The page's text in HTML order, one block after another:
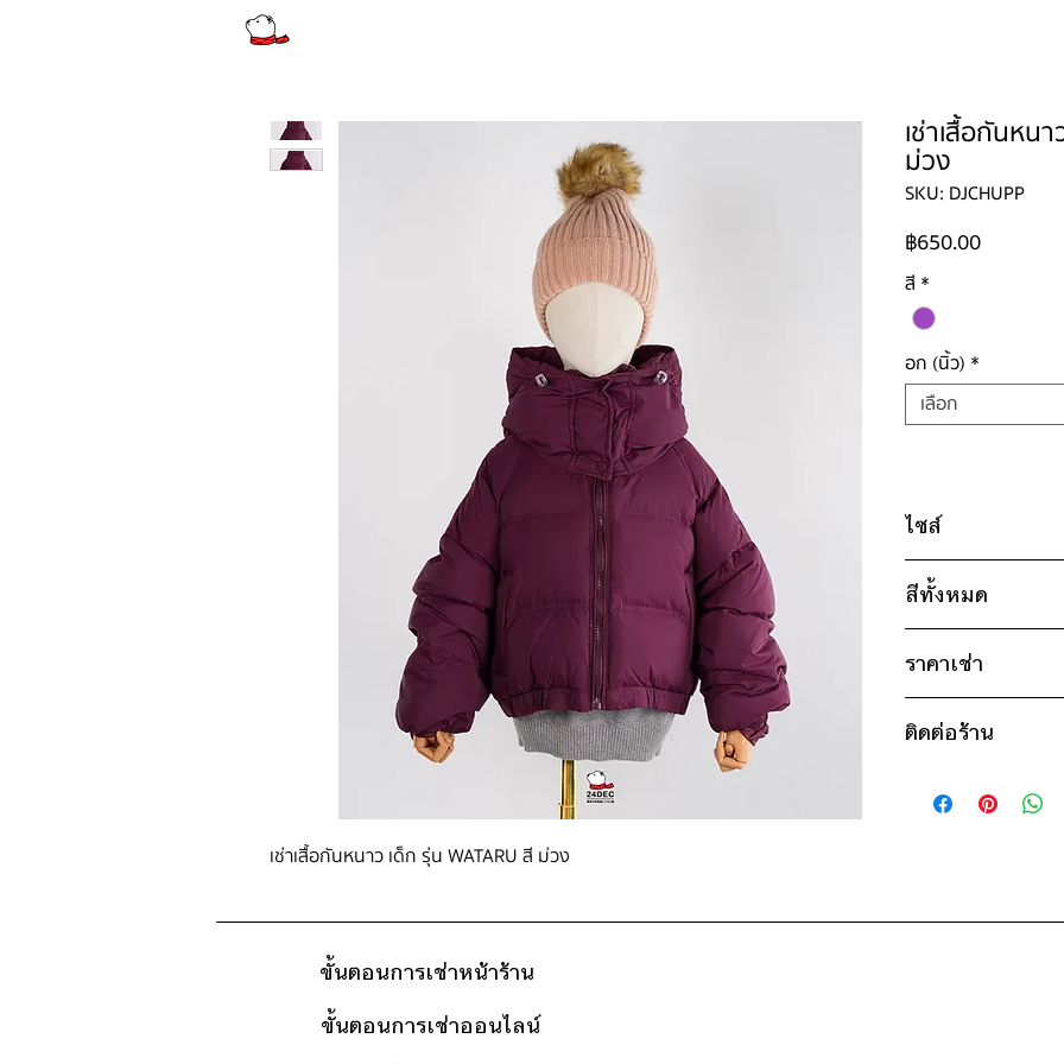
เช่าเสื้อกันหนาว เด็ก รุ่น WATARU สี ม่วง
เช่าเสื้อกันหน
ม่วง
SKU: DJCHUPP
฿650.00ราคา
สี *
อก (นิ้ว) *
เลือก
ไซส์
ไซส์ : NO.110
อก 36" / เอว
18" / ยาว 16"
อก 40" / เอว
20" / ยาว 20"
* สินค้าจริงอาจมีขน
สีทั้งหมด
ราคาเช่า
ดูวิธีนับวันด้านล่าง
สอบถามราคา
ติดต่อร้าน
ดูแผนที่ร้าน
ขั้นตอนการเช่าหน้าร้าน
ขั้นตอนการเช่าออนไลน์